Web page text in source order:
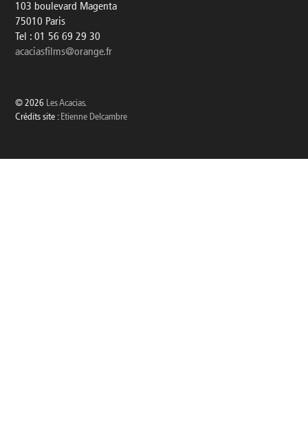
103 boulevard Magenta
75010 Paris
Tel : 01 56 69 29 30
acaciasfilms@orange.fr
© 2026 Les Acacias.
Crédits site : Etienne Delcambre